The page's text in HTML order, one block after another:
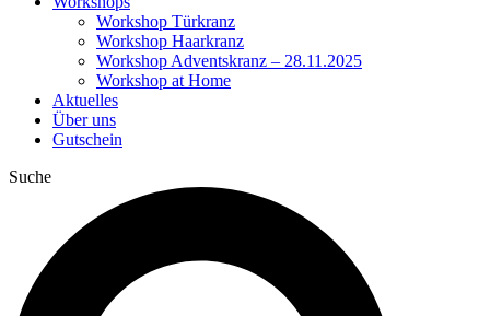
Workshop Türkranz
Workshop Haarkranz
Workshop Adventskranz – 28.11.2025
Workshop at Home
Aktuelles
Über uns
Gutschein
Suche